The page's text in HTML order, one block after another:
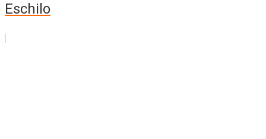
Eschilo